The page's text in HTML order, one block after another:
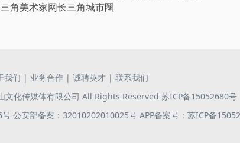
角美术家网长三角城市圈
我们 | 业务合作 | 诚聘英才 | 联系我们
化传媒体有限公司 All Rights Reserved 苏ICP备15052680号
号 公安部备案：32010202010025号 APP备案号：苏ICP备